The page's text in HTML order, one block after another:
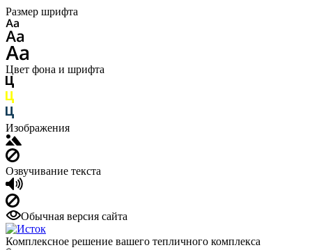
Размер шрифта
Цвет фона и шрифта
Изображения
Озвучивание текста
Обычная версия сайта
Комплексное решение вашего тепличного комплекса